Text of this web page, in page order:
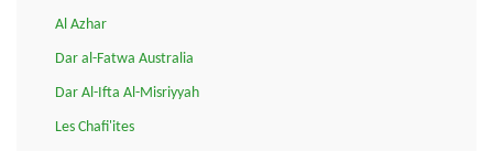
Al Azhar
Dar al-Fatwa Australia
Dar Al-Ifta Al-Misriyyah
Les Chafi'ites